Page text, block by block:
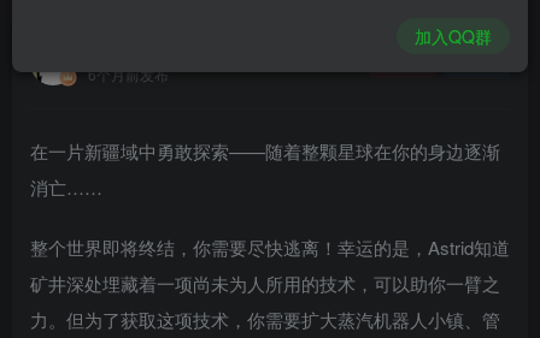
6个月前发布
在一片新疆域中勇敢探索——随着整颗星球在你的身边逐渐
消亡……
整个世界即将终结，你需要尽快逃离！幸运的是，Astrid知道
矿井深处埋藏着一项尚未为人所用的技术，可以助你一臂之
力。但为了获取这项技术，你需要扩大蒸汽机器人小镇、管
加入QQ群